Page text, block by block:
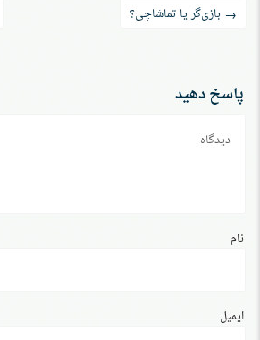
راه‌بری
→ بازی‌گر یا تماشا‌چی؟
پاسخ دهید
نام
ایمیل